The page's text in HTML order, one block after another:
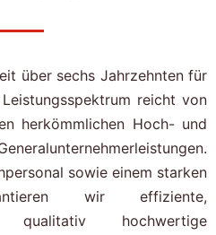
über sechs Jahrzehnten für
reicht von
herkömmlichen Hoch- und
sowie einem starken
wir effiziente,
qualitativ hochwertige